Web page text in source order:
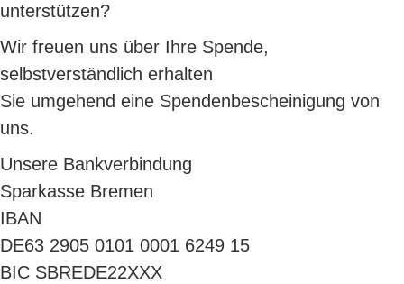
unterstützen?
Wir freuen uns über Ihre Spende,
selbstverständlich erhalten
Sie umgehend eine Spendenbescheinigung von
uns.
Unsere Bankverbindung
Sparkasse Bremen
IBAN
DE63 2905 0101 0001 6249 15
BIC SBREDE22XXX